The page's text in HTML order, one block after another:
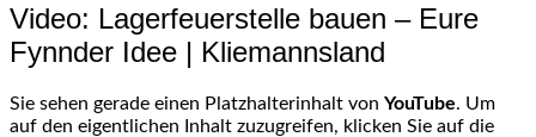
Video: Lagerfeuerstelle bauen – Eure
Fynnder Idee | Kliemannsland
Sie sehen gerade einen Platzhalterinhalt von YouTube. Um
auf den eigentlichen Inhalt zuzugreifen, klicken Sie auf die